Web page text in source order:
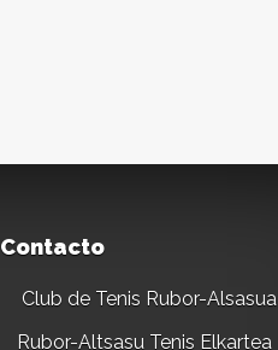
Contacto
Club de Tenis Rubor-Alsasua
Rubor-Altsasu Tenis Elkartea